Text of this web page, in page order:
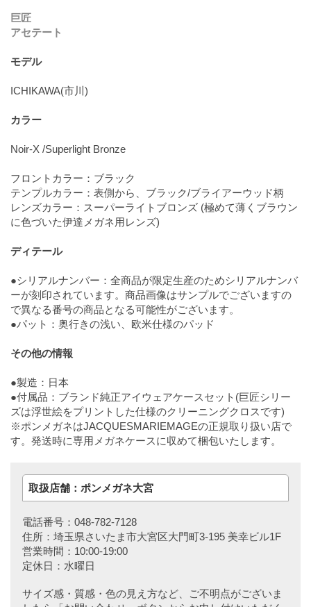
巨匠
アセテート
モデル
ICHIKAWA(市川)
カラー
Noir-X /Superlight Bronze
フロントカラー：ブラック
テンプルカラー：表側から、ブラック/ブライアーウッド柄
レンズカラー：スーパーライトブロンズ (極めて薄くブラウン
に色づいた伊達メガネ用レンズ)
ディテール
●シリアルナンバー：全商品が限定生産のためシリアルナンバ
ーが刻印されています。商品画像はサンプルでございますの
で異なる番号の商品となる可能性がございます。
●パット：奥行きの浅い、欧米仕様のパッド
その他の情報
●製造：日本
●付属品：ブランド純正アイウェアケースセット(巨匠シリー
ズは浮世絵をプリントした仕様のクリーニングクロスです)
※ポンメガネはJACQUESMARIEMAGEの正規取り扱い店で
す。発送時に専用メガネケースに収めて梱包いたします。
取扱店舗：ポンメガネ大宮
電話番号：048-782-7128
住所：埼玉県さいたま市大宮区大門町3-195 美幸ビル1F
営業時間：10:00-19:00
定休日：水曜日
サイズ感・質感・色の見え方など、ご不明点がございま